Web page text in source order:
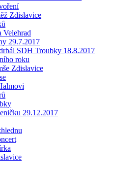
Zdislavice
Velehrad
29.7.2017
SDH Troubky 18.8.2017
roku
Zdislavice
29.12.2017